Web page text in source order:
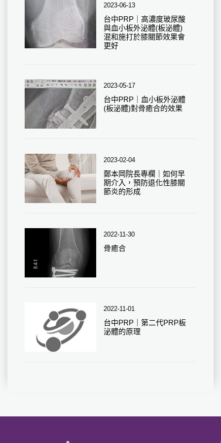
2023-06-13
台中PRP｜高濃度玻尿酸
與血小板外泌體(板泌體)
混和施打於膝關節效果會
更好
2023-05-17
台中PRP｜血小板外泌體
(板泌體)對骨癒合的效果
2023-02-04
鄭本岡院長專欄｜如何早
期介入，預防退化性膝關
節炎的形成
2022-11-30
骨癒合
2022-11-01
台中PRP｜第二代PRP板
泌體的原理